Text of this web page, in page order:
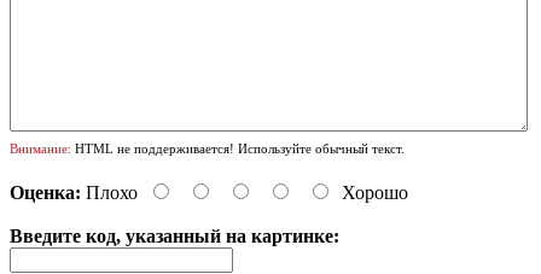
Внимание: HTML не поддерживается! Используйте обычный текст.
Оценка: Плохо Хорошо
Введите код, указанный на картинке: